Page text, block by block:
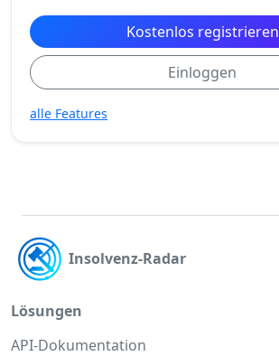
Kostenlos registrieren
Einloggen
alle Features
Insolvenz-Radar
Lösungen
API-Dokumentation